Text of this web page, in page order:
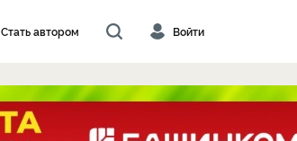
Стать автором Войти